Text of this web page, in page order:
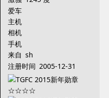
爱车
主机
相机
手机
来自 sh
注册时间 2005-12-31